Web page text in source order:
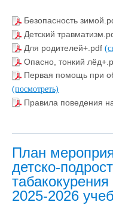
Безопасность
Детский
Для родителей+.pdf
Опасно, тонкий
Первая помощь при
(посмотреть)
Правила поведения
План
детско-
2025-2026